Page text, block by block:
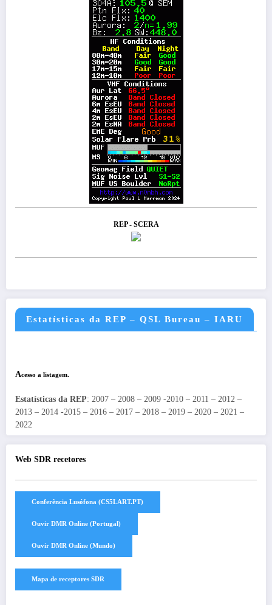
REP - SCERA
Estatísticas da REP – QSL Bureau – IARU
Acesso a listagem.
Estatísticas da REP: 2007 – 2008 – 2009 -2010 – 2011 – 2012 –
2013 – 2014 -2015 – 2016 – 2017 – 2018 – 2019 – 2020 – 2021 –
2022
Web SDR recetores